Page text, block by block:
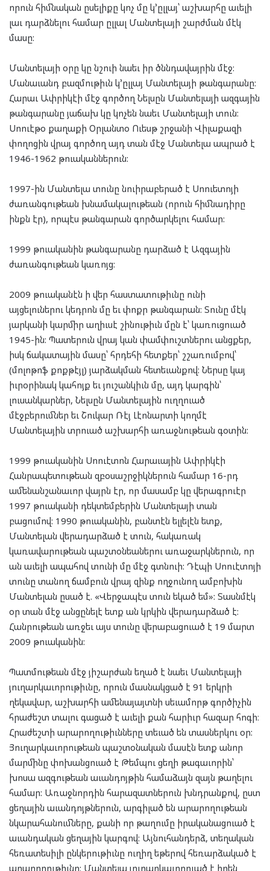
որուն հիմնական ըսելիքը կոչ մը կ՚ըլլայ՝ աշխարհը աւելի
լաւ դարձնելու համար ըլլալ Մանտելայի շարժման մէկ
մասը:
Մանտելայի օրը կը նշուի նաեւ իր ծննդավայրին մէջ:
Մանաւանդ բազմութիւն կ՚ըլլայ Մանտելայի թանգարանը:
Հարաւ Ափրիկէի մէջ գործող Նելսըն Մանտելայի ազգային
թանգարանը յաճախ կը կոչեն նաեւ Մանտելայի տուն:
Սոուէթօ քաղաքի Օրլանտօ Ուեսթ շրջանի Վիլաքազի
փողոցին վրայ գործող այդ տան մէջ Մանտելա ապրած է
1946-1962 թուականներուն:
1997-ին Մանտելա տունը նուիրաբերած է Սոուետոյի
ժառանգութեան խնամակալութեան (որուն հիմնադիրը
ինքն էր), որպէս թանգարան գործարկելու համար:
1999 թուականին թանգարանը դարձած է Ազգային
ժառանգութեան կառոյց:
2009 թուականէն ի վեր հաստատութիւնը ունի
այցելուներու կեդրոն մը եւ փոքր թանգարան: Տունը մէկ
յարկանի կարմիր աղիւսէ շինութիւն մըն է՝ կառուցուած
1945-ին: Պատերուն վրայ կան փամփուշտներու անցքեր,
իսկ ճակատային մասը՝ հրդեհի հետքեր՝ շշառումբով՝
(մոլոթոֆ քոքթէյլ) յարձակման հետեւանքով: Ներսը կայ
իւրօրինակ կահոյք եւ յուշանկիւն մը, այդ կարգին՝
լուսանկարներ, Նելսըն Մանտելային ուղղուած
մէջբերումներ եւ Շուկար Ռէյ Լէոնարտի կողմէ
Մանտելային տրուած աշխարհի առաջնութեան գօտին:
1999 թուականին Սոուէտոն Հարաւային Ափրիկէի
Հանրապետութեան զբօսաշրջիկներուն համար 16-րդ
ամենանշանաւոր վայրն էր, որ մասամբ կը վերագրուէր
1997 թուականի դեկտեմբերին Մանտելայի տան
բացումով: 1990 թուականին, բանտէն ելլելէն ետք,
Մանտելան վերադարձած է տուն, հակառակ
կառավարութեան պաշտօնեաներու առաջարկներուն, որ
ան աւելի ապահով տունի մը մէջ գտնուի: Դէպի Սոուէտոյի
տունը տանող ճամբուն վրայ զինք ողջունող ամբոխին
Մանտելան ըսած է. «Վերջապէս տուն եկած եմ»: Տասնմէկ
օր տան մէջ անցընելէ ետք ան կրկին վերադարձած է:
Հանրութեան առջեւ այս տունը վերաբացուած է 19 մարտ
2009 թուականին:
Պատմութեան մէջ յիշարժան եղած է նաեւ Մանտելայի
յուղարկաւորութիւնը, որուն մասնակցած է 91 երկրի
ղեկավար, աշխարհի ամենայայտնի սեւամորթ գործիչին
հրաժեշտ տալու գացած է աւելի քան հարիւր հազար հոգի։
Հրաժեշտի արարողութիւնները տեւած են տասներկու օր:
Յուղարկաւորութեան պաշտօնական մասէն ետք անոր
մարմինը փոխանցուած է Թեմպու ցեղի թագաւորին՝
խոսա ազգութեան աւանդոյթին համաձայն զայն թաղելու
համար: Առաջնորդին հարազատներուն խնդրանքով, ըստ
ցեղային աւանդոյթներուն, արգիլած են արարողութեան
նկարահանումները, քանի որ թաղումը իրականացուած է
աւանդական ցեղային կարգով: Այնուհանդերձ, տեղական
հեռատեսիլի ընկերութիւնը ուղիղ եթերով հեռարձակած է
արարողութիւնը: Մանտելա յուղարկաւորուած է իրեն